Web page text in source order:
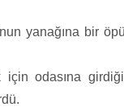
yanağına bir
için odasına